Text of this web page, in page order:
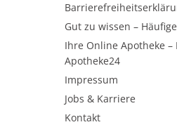
Gut zu wissen –
Ihre Online Apotheke –
Apotheke24
Impressum
Jobs & Karriere
Kontakt